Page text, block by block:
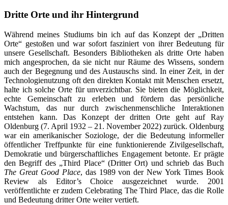
Dritte Orte und ihr Hintergrund
Während meines Studiums bin ich auf das Konzept der „Dritten
Orte“ gestoßen und war sofort fasziniert von ihrer Bedeutung für
unsere Gesellschaft. Besonders Bibliotheken als dritte Orte haben
mich angesprochen, da sie nicht nur Räume des Wissens, sondern
auch der Begegnung und des Austauschs sind. In einer Zeit, in der
Technologienutzung oft den direkten Kontakt mit Menschen ersetzt,
halte ich solche Orte für unverzichtbar. Sie bieten die Möglichkeit,
echte Gemeinschaft zu erleben und fördern das persönliche
Wachstum, das nur durch zwischenmenschliche Interaktionen
entstehen kann. Das Konzept der dritten Orte geht auf Ray
Oldenburg (7. April 1932 – 21. November 2022) zurück. Oldenburg
war ein amerikanischer Soziologe, der die Bedeutung informeller
öffentlicher Treffpunkte für eine funktionierende Zivilgesellschaft,
Demokratie und bürgerschaftliches Engagement betonte. Er prägte
den Begriff des „Third Place“ (Dritter Ort) und schrieb das Buch
The Great Good Place, das 1989 von der New York Times Book
Review als Editor’s Choice ausgezeichnet wurde. 2001
veröffentlichte er zudem Celebrating The Third Place, das die Rolle
und Bedeutung dritter Orte weiter vertieft.